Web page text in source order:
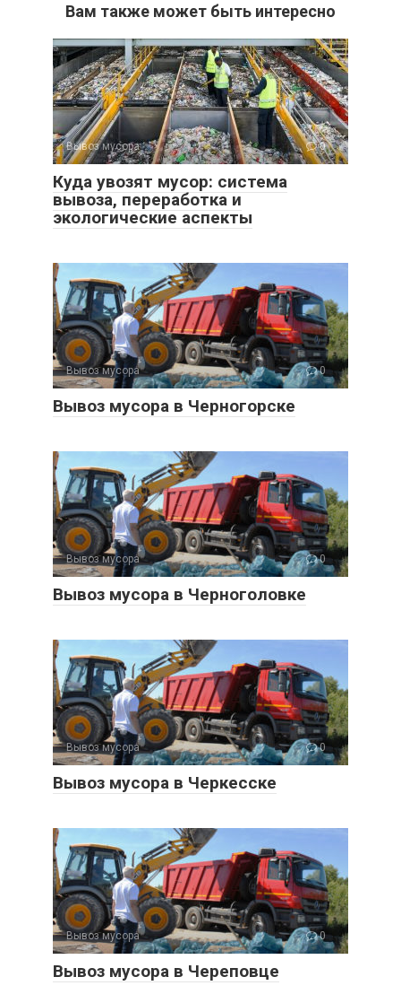
Вам также может быть интересно
Вывоз мусора 0
Куда увозят мусор: система
вывоза, переработка и
экологические аспекты
Вывоз мусора 0
Вывоз мусора в Черногорске
Вывоз мусора 0
Вывоз мусора в Черноголовке
Вывоз мусора 0
Вывоз мусора в Черкесске
Вывоз мусора 0
Вывоз мусора в Череповце